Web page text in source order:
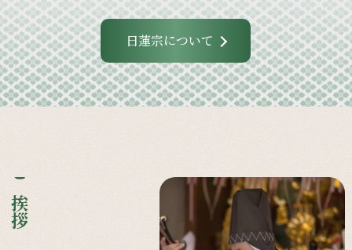
日蓮宗について
ご挨拶